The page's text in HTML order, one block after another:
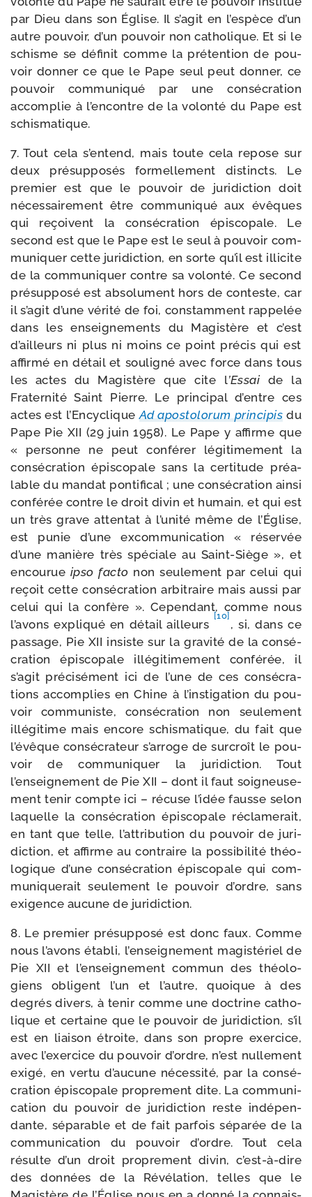
par Dieu dans son Église. Il s’agit en l’espèce d’un
autre pou­voir, d’un pou­voir non catho­lique. Et si le
schisme se défi­nit comme la pré­ten­tion de pou­
voir don­ner ce que le Pape seul peut don­ner, ce
pou­voir com­mu­ni­qué par une consé­cra­tion
accom­plie à l’encontre de la volon­té du Pape est
schismatique.
7. Tout cela s’entend, mais toute cela repose sur
deux pré­sup­po­sés for­mel­le­ment dis­tincts. Le
pre­mier est que le pou­voir de juri­dic­tion doit
néces­sai­re­ment être com­mu­ni­qué aux évêques
qui reçoivent la consé­cra­tion épis­co­pale. Le
second est que le Pape est le seul à pou­voir com­
mu­ni­quer cette juri­dic­tion, en sorte qu’il est illi­cite
de la com­mu­ni­quer contre sa volon­té. Ce second
pré­sup­po­sé est abso­lu­ment hors de conteste, car
il s’agit d’une véri­té de foi, constam­ment rap­pe­lée
dans les ensei­gne­ments du Magistère et c’est
d’ailleurs ni plus ni moins ce point pré­cis qui est
affir­mé en détail et sou­li­gné avec force dans tous
les actes du Magistère que cite l’Essai de la
Fraternité Saint Pierre. Le prin­ci­pal d’entre ces
actes est l’EncycliqueAd apos­to­lo­rum prin­ci­pis du
Pape Pie XII (29 juin 1958). Le Pape y affirme que
« per­sonne ne peut confé­rer légi­ti­me­ment la
consé­cra­tion épis­co­pale sans la cer­ti­tude préa­
lable du man­dat pon­ti­fi­cal ; une consé­cra­tion ain­si
confé­rée contre le droit divin et humain, et qui est
un très grave atten­tat à l’unité même de l’Église,
est punie d’une excom­mu­ni­ca­tion « réser­vée
d’une manière très spé­ciale au Saint-​Siège », et
encou­rue ipso fac­to non seule­ment par celui qui
reçoit cette consé­cra­tion arbi­traire mais aus­si par
celui qui la confère ». Cependant, comme nous
l’avons expli­qué en détail ailleurs
[10]
, si, dans ce
pas­sage, Pie XII insiste sur la gra­vi­té de la consé­
cra­tion épis­co­pale illé­gi­ti­me­ment confé­rée, il
s’agit pré­ci­sé­ment ici de l’une de ces consé­cra­
tions accom­plies en Chine à l’ins­ti­ga­tion du pou­
voir com­mu­niste, consé­cra­tion non seule­ment
illé­gi­time mais encore schis­ma­tique, du fait que
l’évêque consé­cra­teur s’arroge de sur­croît le pou­
voir de com­mu­ni­quer la juri­dic­tion. Tout
l’enseignement de Pie XII – dont il faut soi­gneu­se­
ment tenir compte ici – récuse l’idée fausse selon
laquelle la consé­cra­tion épis­co­pale récla­me­rait,
en tant que telle, l’attribution du pou­voir de juri­
dic­tion, et affirme au contraire la pos­si­bi­li­té théo­
lo­gique d’une consé­cra­tion épis­co­pale qui com­
mu­ni­que­rait seule­ment le pou­voir d’ordre, sans
exi­gence aucune de juridiction.
8. Le pre­mier pré­sup­po­sé est donc faux. Comme
nous l’avons éta­bli, l’enseignement magis­té­riel de
Pie XII et l’enseignement com­mun des théo­lo­
giens obligent l’un et l’autre, quoique à des
degrés divers, à tenir comme une doc­trine catho­
lique et cer­taine que le pou­voir de juri­dic­tion, s’il
est en liai­son étroite, dans son propre exer­cice,
avec l’exercice du pou­voir d’ordre, n’est nul­le­ment
exi­gé, en ver­tu d’aucune néces­si­té, par la consé­
cra­tion épis­co­pale pro­pre­ment dite. La com­mu­ni­
ca­tion du pou­voir de juri­dic­tion reste indé­pen­
dante, sépa­rable et de fait par­fois sépa­rée de la
com­mu­ni­ca­tion du pou­voir d’ordre. Tout cela
résulte d’un droit pro­pre­ment divin, c’est-à-dire
des don­nées de la Révélation, telles que le